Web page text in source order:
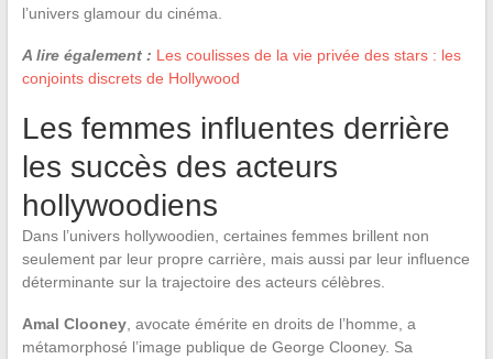
l’univers glamour du cinéma.
A lire également : Les coulisses de la vie privée des stars : les
conjoints discrets de Hollywood
Les femmes influentes derrière
les succès des acteurs
hollywoodiens
Dans l’univers hollywoodien, certaines femmes brillent non
seulement par leur propre carrière, mais aussi par leur influence
déterminante sur la trajectoire des acteurs célèbres.
Amal Clooney, avocate émérite en droits de l’homme, a
métamorphosé l’image publique de George Clooney. Sa